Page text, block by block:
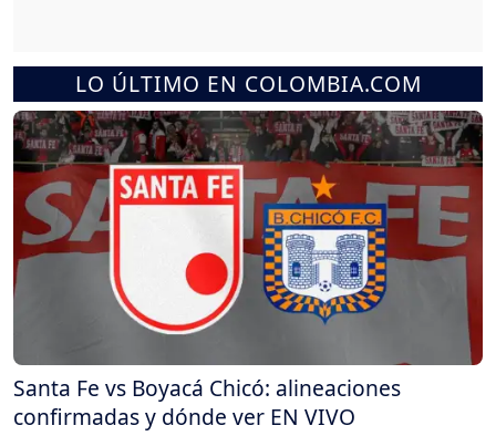
LO ÚLTIMO EN COLOMBIA.COM
Santa Fe vs Boyacá Chicó: alineaciones
confirmadas y dónde ver EN VIVO